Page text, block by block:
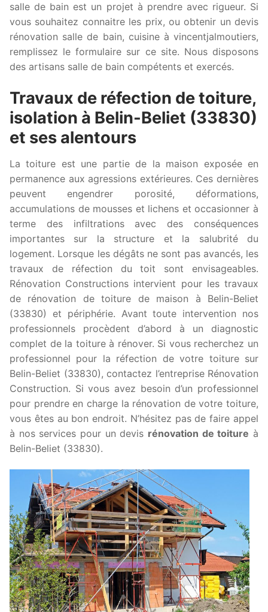
salle de bain est un projet à prendre avec rigueur. Si
vous souhaitez connaitre les prix, ou obtenir un devis
rénovation salle de bain, cuisine à vincentjalmoutiers,
remplissez le formulaire sur ce site. Nous disposons
des artisans salle de bain compétents et exercés.
Travaux de réfection de toiture,
isolation à Belin-Beliet (33830)
et ses alentours
La toiture est une partie de la maison exposée en
permanence aux agressions extérieures. Ces dernières
peuvent engendrer porosité, déformations,
accumulations de mousses et lichens et occasionner à
terme des infiltrations avec des conséquences
importantes sur la structure et la salubrité du
logement. Lorsque les dégâts ne sont pas avancés, les
travaux de réfection du toit sont envisageables.
Rénovation Constructions intervient pour les travaux
de rénovation de toiture de maison à Belin-Beliet
(33830) et périphérie. Avant toute intervention nos
professionnels procèdent d’abord à un diagnostic
complet de la toiture à rénover. Si vous recherchez un
professionnel pour la réfection de votre toiture sur
Belin-Beliet (33830), contactez l’entreprise Rénovation
Construction. Si vous avez besoin d’un professionnel
pour prendre en charge la rénovation de votre toiture,
vous êtes au bon endroit. N’hésitez pas de faire appel
à nos services pour un devis rénovation de toiture à
Belin-Beliet (33830).